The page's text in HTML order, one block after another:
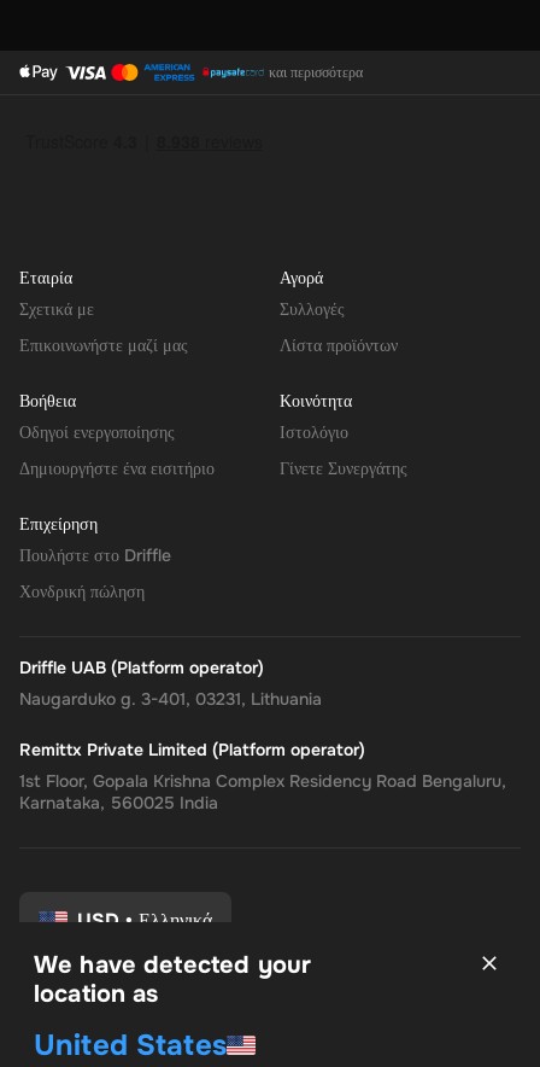
και περισσότερα
Εταιρία
Σχετικά με
Επικοινωνήστε μαζί μας
Αγορά
Συλλογές
Λίστα προϊόντων
Βοήθεια
Οδηγοί ενεργοποίησης
Δημιουργήστε ένα εισιτήριο
Κοινότητα
Ιστολόγιο
Γίνετε Συνεργάτης
Επιχείρηση
Πουλήστε στο Driffle
Χονδρική πώληση
Driffle UAB (Platform operator)
Naugarduko g. 3-401, 03231, Lithuania
Remittx Private Limited (Platform operator)
1st Floor, Gopala Krishna Complex Residency Road Bengaluru,
Karnataka, 560025 India
USD • Ελληνικά
Οροι και Προϋποθέσεις
Πολιτική Απορρήτου
We have detected your
location as
United States